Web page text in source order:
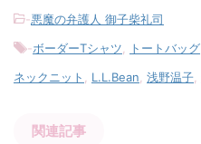
-悪魔の弁護人 御子柴礼司
-ボーダーTシャツ トートバッグ
ネックニット
L.L.Bean 浅野温子
関連記事